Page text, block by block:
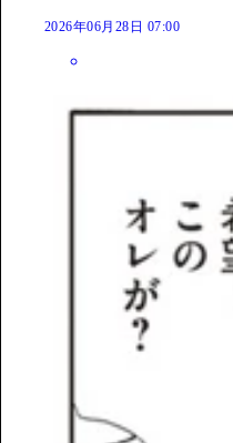
2026年06月28日 07:00